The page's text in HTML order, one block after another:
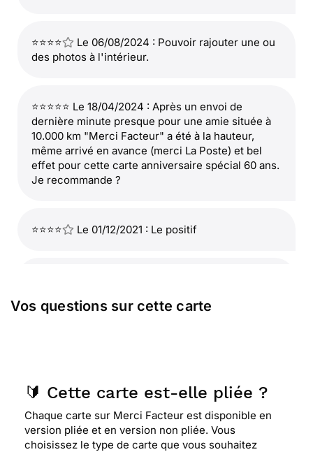
⭐⭐⭐⭐
Le 06/08/2024 : Pouvoir rajouter une ou
des photos à l'intérieur.
⭐⭐⭐⭐⭐ Le 18/04/2024 : Après un envoi de
dernière minute presque pour une amie située à
10.000 km "Merci Facteur" a été à la hauteur,
même arrivé en avance (merci La Poste) et bel
effet pour cette carte anniversaire spécial 60 ans.
Je recommande ?
⭐⭐⭐⭐ Le 01/12/2021 : Le positif
⭐⭐⭐⭐⭐ Le 11/03/2019 : Très bon service rapide et
efficace
Vos questions sur cette carte
🔰 Cette carte est-elle pliée ?
Chaque carte sur Merci Facteur est disponible en
version pliée et en version non pliée. Vous
choisissez le type de carte que vous souhaitez